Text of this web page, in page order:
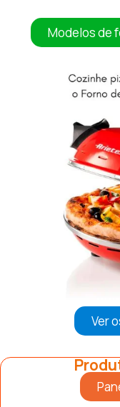
Modelos de
Ver